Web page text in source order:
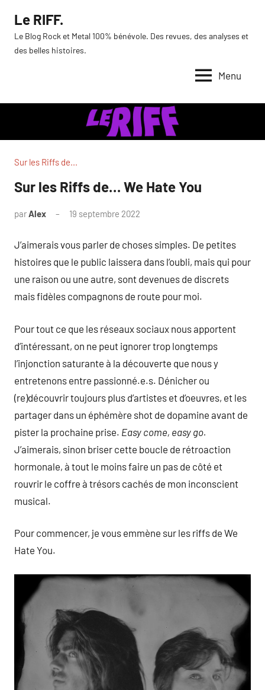
contenu
Le RIFF.
Le Blog Rock et Metal 100% bénévole. Des revues, des analyses et
des belles histoires.
Menu
Sur les Riffs de...
Sur les Riffs de… We Hate You
parAlex 19 septembre 2022
J’aimerais vous parler de choses simples. De petites
histoires que le public laissera dans l’oubli, mais qui pour
une raison ou une autre, sont devenues de discrets
mais fidèles compagnons de route pour moi.
Pour tout ce que les réseaux sociaux nous apportent
d’intéressant, on ne peut ignorer trop longtemps
l’injonction saturante à la découverte que nous y
entretenons entre passionné.e.s. Dénicher ou
(re)découvrir toujours plus d’artistes et d’oeuvres, et les
partager dans un éphémère shot de dopamine avant de
pister la prochaine prise. Easy come, easy go.
J’aimerais, sinon briser cette boucle de rétroaction
hormonale, à tout le moins faire un pas de côté et
rouvrir le coffre à trésors cachés de mon inconscient
musical.
Pour commencer, je vous emmène sur les riffs de We
Hate You.